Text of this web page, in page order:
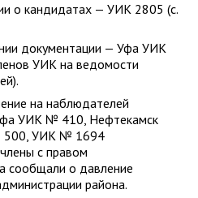
о кандидатах — УИК 2805 (с.
документации — Уфа УИК
УИК на ведомости
на наблюдателей
УИК № 410, Нефтекамск
УИК № 1694
с правом
сообщали о давление
района.